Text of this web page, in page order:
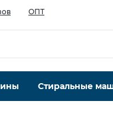
ОПТ
Стиральные